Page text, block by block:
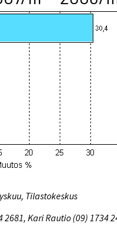
Tilastokeskus
Kari Rautio (09) 1734